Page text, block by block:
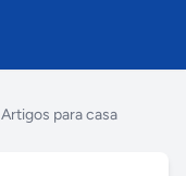
Artigos para casa